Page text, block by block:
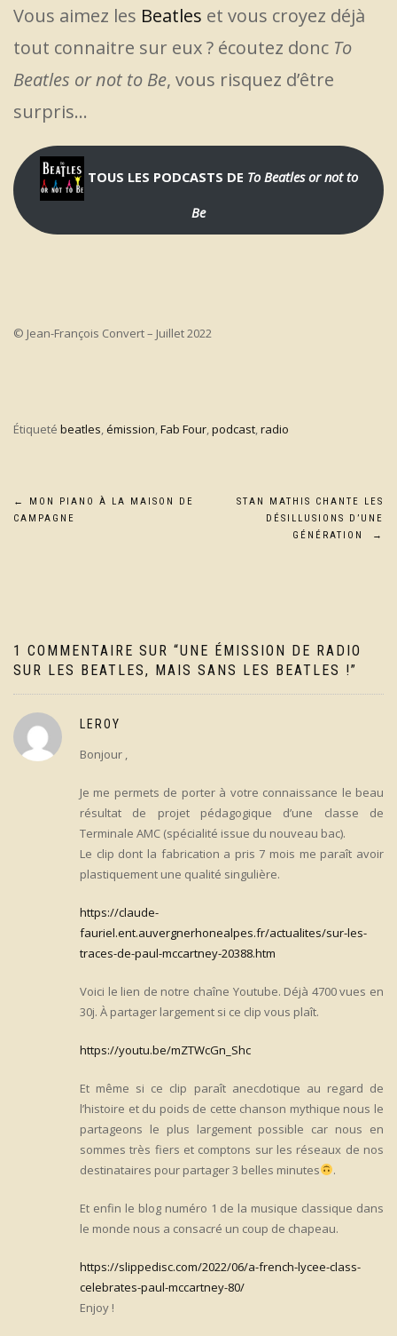
Vous aimez les Beatles et vous croyez déjà
tout connaitre sur eux ? écoutez donc To
Beatles or not to Be, vous risquez d’être
surpris…
TOUS LES PODCASTS DE To Beatles or not to
Be
© Jean-François Convert – Juillet 2022
Étiqueté beatles émission Fab Four podcast radio
Navigation
←
MON PIANO À LA MAISON DE
CAMPAGNE
STAN MATHIS CHANTE LES
DÉSILLUSIONS D’UNE
GÉNÉRATION
→
1 COMMENTAIRE SUR “UNE ÉMISSION DE RADIO
SUR LES BEATLES, MAIS SANS LES BEATLES !”
LEROY
Bonjour ,
Je me permets de porter à votre connaissance le beau
résultat de projet pédagogique d’une classe de
Terminale AMC (spécialité issue du nouveau bac).
Le clip dont la fabrication a pris 7 mois me paraît avoir
plastiquement une qualité singulière.
https://claude-
fauriel.ent.auvergnerhonealpes.fr/actualites/sur-les-
traces-de-paul-mccartney-20388.htm
Voici le lien de notre chaîne Youtube. Déjà 4700 vues en
30j. À partager largement si ce clip vous plaît.
https://youtu.be/mZTWcGn_Shc
Et même si ce clip paraît anecdotique au regard de
l’histoire et du poids de cette chanson mythique nous le
partageons le plus largement possible car nous en
sommes très fiers et comptons sur les réseaux de nos
destinataires pour partager 3 belles minutes
.
Et enfin le blog numéro 1 de la musique classique dans
le monde nous a consacré un coup de chapeau.
https://slippedisc.com/2022/06/a-french-lycee-class-
celebrates-paul-mccartney-80/
Enjoy !